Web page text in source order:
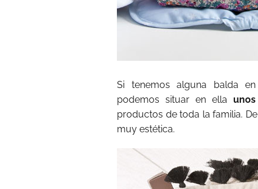
Si tenemos alguna balda
podemos situar en ella
productos de toda la familia.
muy estética.